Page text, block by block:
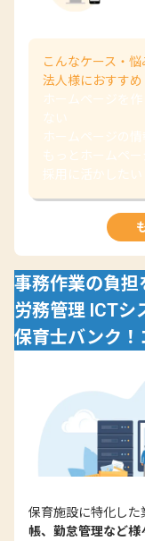
こんなケース・悩
法人様におすすめ
ホームページを
ない
ホームページの
もっとホームペ
採用に活かしたい
事務作業の負担
労務管理 ICTシ
保育士バンク！
保育施設に特化した
帳、勤怠管理など様